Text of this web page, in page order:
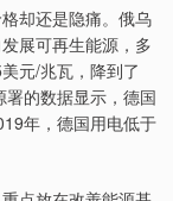
却还是隐痛。俄乌
展可再生能源，多
元/兆瓦，降到了
的数据显示，德国
年，德国用电低于